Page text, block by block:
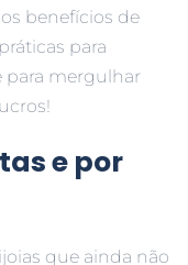
benefícios de
para
para mergulhar
e por
que ainda não